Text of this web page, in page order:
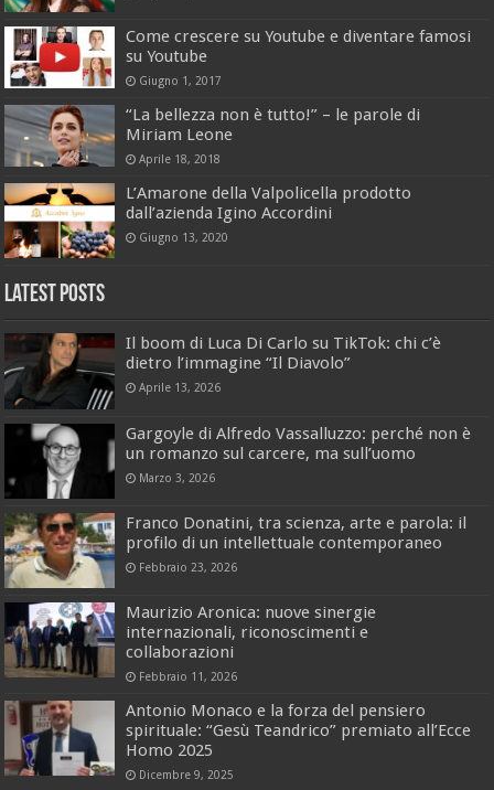
Come crescere su Youtube e diventare famosi
su Youtube
Giugno 1, 2017
“La bellezza non è tutto!” – le parole di
Miriam Leone
Aprile 18, 2018
L’Amarone della Valpolicella prodotto
dall’azienda Igino Accordini
Giugno 13, 2020
Latest Posts
Il boom di Luca Di Carlo su TikTok: chi c’è
dietro l’immagine “Il Diavolo”
Aprile 13, 2026
Gargoyle di Alfredo Vassalluzzo: perché non è
un romanzo sul carcere, ma sull’uomo
Marzo 3, 2026
Franco Donatini, tra scienza, arte e parola: il
profilo di un intellettuale contemporaneo
Febbraio 23, 2026
Maurizio Aronica: nuove sinergie
internazionali, riconoscimenti e
collaborazioni
Febbraio 11, 2026
Antonio Monaco e la forza del pensiero
spirituale: “Gesù Teandrico” premiato all’Ecce
Homo 2025
Dicembre 9, 2025